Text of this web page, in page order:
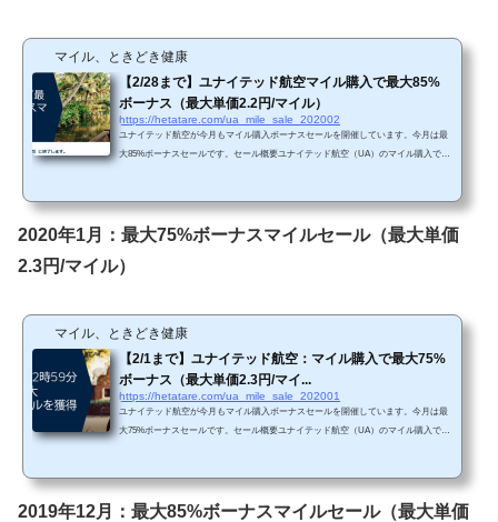
マイル、ときどき健康
【2/28まで】ユナイテッド航空マイル購入で最大85%
ボーナス（最大単価2.2円/マイル）
https://hetatare.com/ua_mile_sale_202002
ユナイテッド航空が今月もマイル購入ボーナスセールを開催しています。今月は最
大85%ボーナスセールです。セール概要ユナイテッド航空（UA）のマイル購入で最
す。 Chromeで「リダイレクトが繰り返し行われました」というエラーが生じてし
まったら、以下の方法を試してみて下さい。 単価購入マイルによってボーナス割合
2020年1月：最大75%ボーナスマイルセール（最大単価
2.3円/マイル）
マイル、ときどき健康
【2/1まで】ユナイテッド航空：マイル購入で最大75%
ボーナス（最大単価2.3円/マイ...
https://hetatare.com/ua_mile_sale_202001
ユナイテッド航空が今月もマイル購入ボーナスセールを開催しています。今月は最
大75%ボーナスセールです。セール概要ユナイテッド航空（UA）のマイル購入で最
セールと比較するとボーナス率は高くないですね。 Chromeで「リダイレクトが繰
り返し行われました」というエラーが生じてしまったら、以下の方法を試してみて
2019年12月：最大85%ボーナスマイルセール（最大単価